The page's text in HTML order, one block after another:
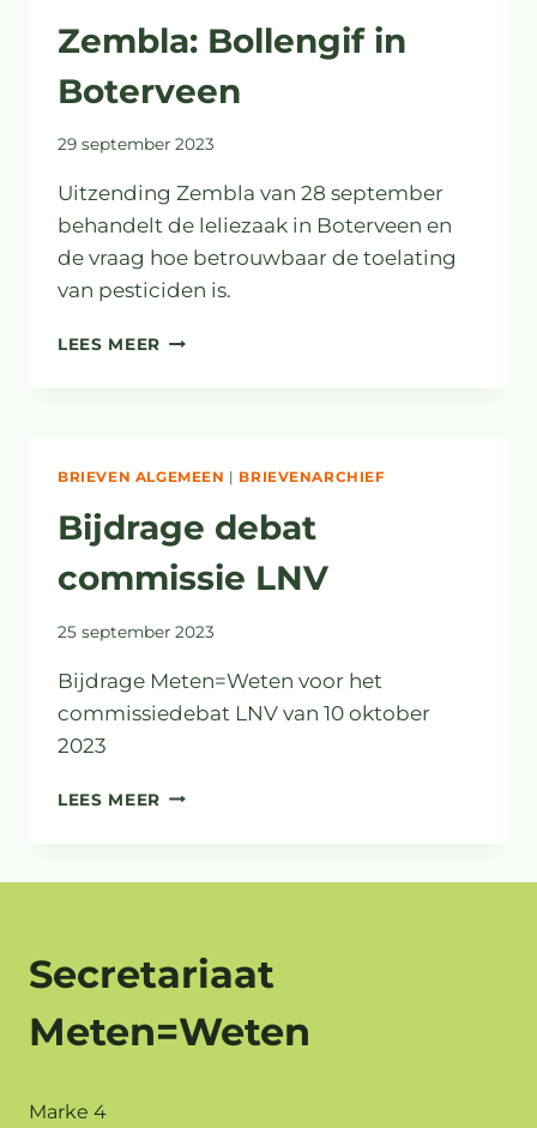
Zembla: Bollengif in
Boterveen
29 september 2023
Uitzending Zembla van 28 september
behandelt de leliezaak in Boterveen en
de vraag hoe betrouwbaar de toelating
van pesticiden is.
LEES MEER ZEMBLA:
BRIEVEN ALGEMEEN | BRIEVENARCHIEF
Bijdrage debat
commissie LNV
25 september 2023
Bijdrage Meten=Weten voor het
commissiedebat LNV van 10 oktober
2023
LEES MEER BIJDRAGE
Secretariaat
Meten=Weten
Marke 4